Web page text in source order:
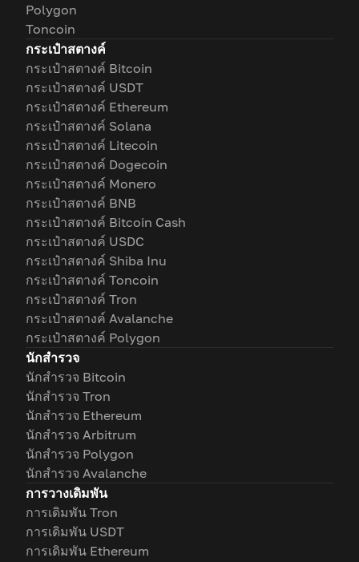
Polygon
Toncoin
กระเป๋าสตางค์
กระเป๋าสตางค์ Bitcoin
กระเป๋าสตางค์ USDT
กระเป๋าสตางค์ Ethereum
กระเป๋าสตางค์ Solana
กระเป๋าสตางค์ Litecoin
กระเป๋าสตางค์ Dogecoin
กระเป๋าสตางค์ Monero
กระเป๋าสตางค์ BNB
กระเป๋าสตางค์ Bitcoin Cash
กระเป๋าสตางค์ USDC
กระเป๋าสตางค์ Shiba Inu
กระเป๋าสตางค์ Toncoin
กระเป๋าสตางค์ Tron
กระเป๋าสตางค์ Avalanche
กระเป๋าสตางค์ Polygon
นักสำรวจ
นักสำรวจ Bitcoin
นักสำรวจ Tron
นักสำรวจ Ethereum
นักสำรวจ Arbitrum
นักสำรวจ Polygon
นักสำรวจ Avalanche
การวางเดิมพัน
การเดิมพัน Tron
การเดิมพัน USDT
การเดิมพัน Ethereum